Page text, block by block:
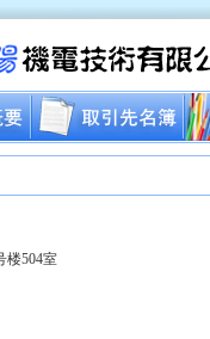
504室